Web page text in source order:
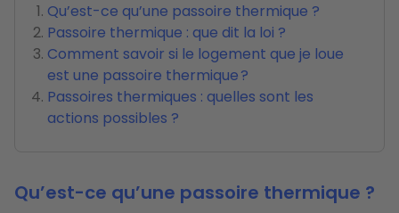
Qu’est-ce qu’une passoire thermique ?
Passoire thermique : que dit la loi ?
Comment savoir si le logement que je loue
est une passoire thermique ?
Passoires thermiques : quelles sont les
actions possibles ?
Qu’est-ce qu’une passoire thermique ?